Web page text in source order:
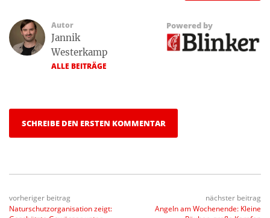
Autor
Jannik
Westerkamp
ALLE BEITRÄGE
Powered by
SCHREIBE DEN ERSTEN KOMMENTAR
vorheriger beitrag
Naturschutzorganisation zeigt:
nächster beitrag
Angeln am Wochenende: Kleine